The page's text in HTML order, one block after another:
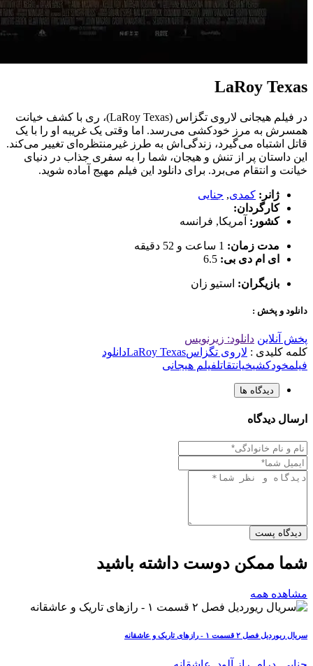
LaRoy Texas
در فیلم هیجانی لاروی تگزاس (LaRoy Texas)، ری با کشف خیانت
همسرش به مرز خودکشی می‌رسد. اما وقتی یک غریبه او را با یک
قاتل اشتباه می‌گیرد، زندگی‌اش به طرز غیرمنتظره‌ای تغییر می‌کند.
این داستان پر از تنش و هیجان، شما را به سفری جذاب در دنیای
خیانت و انتقام می‌برد. برای دانلود این فیلم مهیج آماده شوید.
ژانر: کمدی, جنایی
کارگردان:
کشور: آمریکا, فرانسه
مدت زمان: 1 ساعت و 52 دقیقه
ای ام دی بی: 6.5
بازیگران: استیو زان
دانلود و پخش :
پخش آنلاین دانلود: زیرنویس
کلمه کلیدی : لاروی تگزاسLaRoy Texasدانلود
فیلمخودکشیخیانتقاتلفیلم هیجانی
دیدگاه ها
ارسال دیدگاه
دیدگاه پست
شما ممکن دوست داشته باشید
مشاهده همه
سریال ریوردیل فصل ۲ قسمت ۱ - رازهای تاریک و عاشقانه